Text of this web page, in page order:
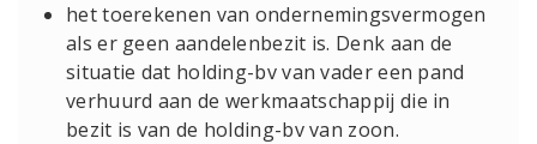
het toerekenen van ondernemingsvermogen
als er geen aandelenbezit is. Denk aan de
situatie dat holding-bv van vader een pand
verhuurd aan de werkmaatschappij die in
bezit is van de holding-bv van zoon.